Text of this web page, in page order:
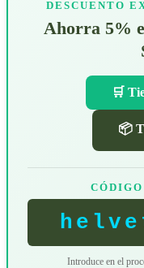
DESCUENTO
Ahorra 5%
🛒
📦
Introduce en el